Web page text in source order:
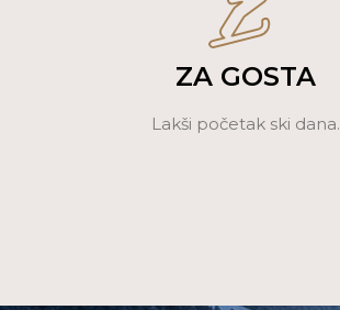
ZA GOSTA
Lakši početak ski dana.